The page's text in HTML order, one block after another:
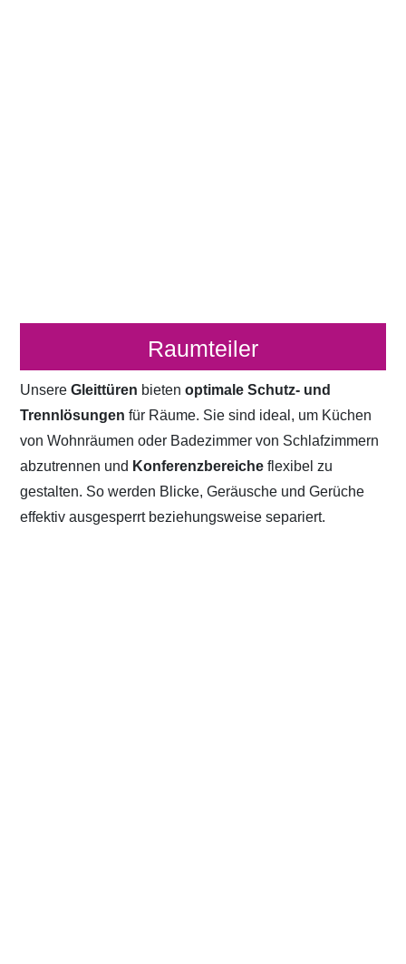
Raumteiler
UnsereGleittüren bietenoptimale Schutz- und
Trennlösungen für Räume. Sie sind ideal, um Küchen
von Wohnräumen oder Badezimmer von Schlafzimmern
abzutrennen und Konferenzbereicheflexibel zu
gestalten. So werden Blicke, Geräusche und Gerüche
effektiv ausgesperrt beziehungsweise separiert.